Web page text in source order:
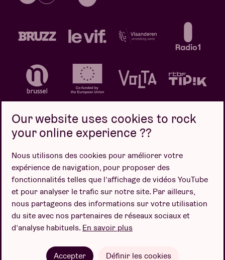
Politique de confidentialité
Politique de cookies
Conditions de vente
Design par
Our website uses cookies to rock
your online experience ??
Nous utilisons des cookies pour améliorer votre
expérience de navigation, pour proposer des
fonctionnalités telles que l’affichage de vidéos YouTube
et pour analyser le trafic sur notre site. Par ailleurs,
nous partageons des informations sur votre utilisation
du site avec nos partenaires de réseaux sociaux et
d’analyse habituels. En savoir plus
Accepter Définir les cookies